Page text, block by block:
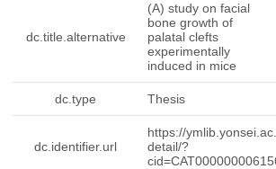
dc.title.alternative
(A) study on facial
bone growth of
palatal clefts
experimentally
induced in mice
dc.type Thesis
dc.identifier.url
https://
detail/?